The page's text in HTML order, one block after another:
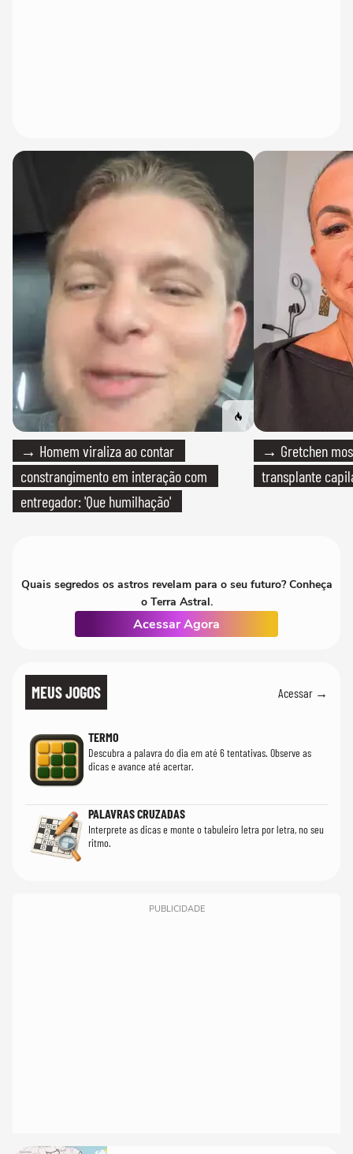
→ Homem viraliza ao contar
constrangimento em interação com
entregador: 'Que humilhação'
→ Gretchen
transplante
Quais segredos os astros revelam para o seu futuro? Conheça
o Terra Astral.
Acessar Agora
MEUS JOGOS Acessar →
TERMO
Descubra a palavra do dia em até 6 tentativas. Observe as
dicas e avance até acertar.
PALAVRAS CRUZADAS
Interprete as dicas e monte o tabuleiro letra por letra, no seu
ritmo.
PUBLICIDADE